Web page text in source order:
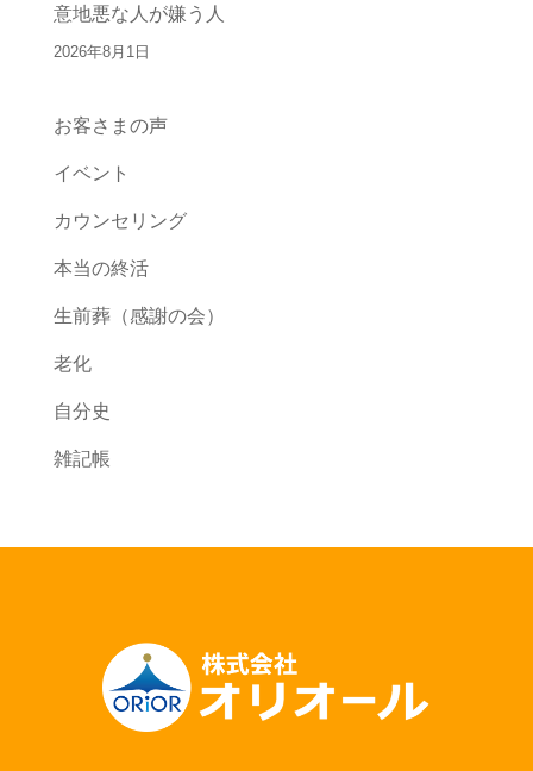
意地悪な人が嫌う人
2026年8月1日
お客さまの声
イベント
カウンセリング
本当の終活
生前葬（感謝の会）
老化
自分史
雑記帳